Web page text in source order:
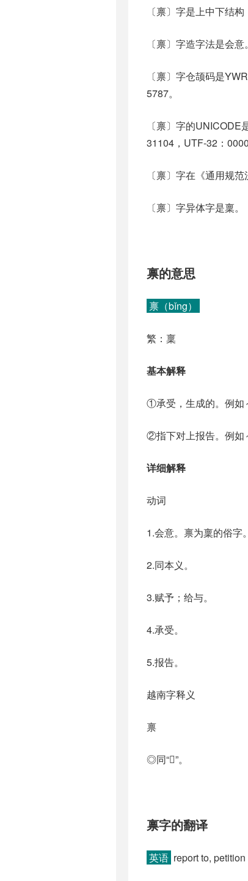
〔禀〕字是上中下结构
〔禀〕字造字法是会
〔禀〕字仓颉码是
5787。
〔禀〕字的
31104，UTF-32：
〔禀〕字在《通用规
〔禀〕字异体字是稟。
禀的意思
禀（bǐng）
繁：稟
基本解释
①承受，生成的。例如
②指下对上报告。例如
详细解释
动词
1.会意。禀为稟的俗字
2.同本义。
3.赋予；给与。
4.承受。
5.报告。
越南字释义
禀
◎同“𡗋”。
禀字的翻译
英语 report to, petition